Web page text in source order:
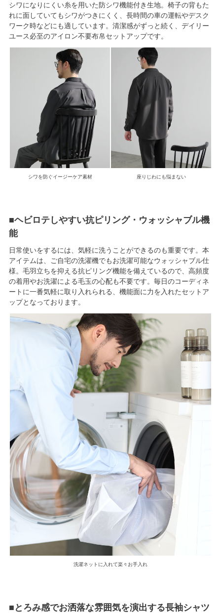
シワになりにくい糸を用いた防シワ機能付き生地。椅子の背もた
れに面していてもシワがつきにくく、長時間の車の運転やデスク
ワーク時などにも適しています。清潔感がずっと続く、デイリー
ユース必至のアイロン不要布帛セットアップです。
シワを防ぐイージーケア素材 座りじわにも悩まない
■ヘビロテしやすい抗ピリング・ウォッシャブル機
能
日常使いをするには、気軽に洗うことができるのも重要です。本
アイテムは、ご自宅の洗濯機でもお洗濯可能なウォッシャブル仕
様。毛羽立ちを抑える抗ピリング機能を備えているので、高頻度
の着用やお洗濯による毛玉の心配も不要です。毎日のコーディネ
ートに一番気軽に取り入れられる、機能面に力を入れたセットア
ップとなっております。
洗濯ネットに入れて楽々お手入れ
■とろみ感でお洒落な雰囲気を演出する長袖シャツ